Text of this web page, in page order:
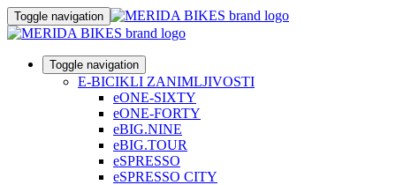
Toggle navigation
Toggle navigation
E-BICIKLI ZANIMLJIVOSTI
eONE-SIXTY
eONE-FORTY
eBIG.NINE
eBIG.TOUR
eSPRESSO
eSPRESSO CITY